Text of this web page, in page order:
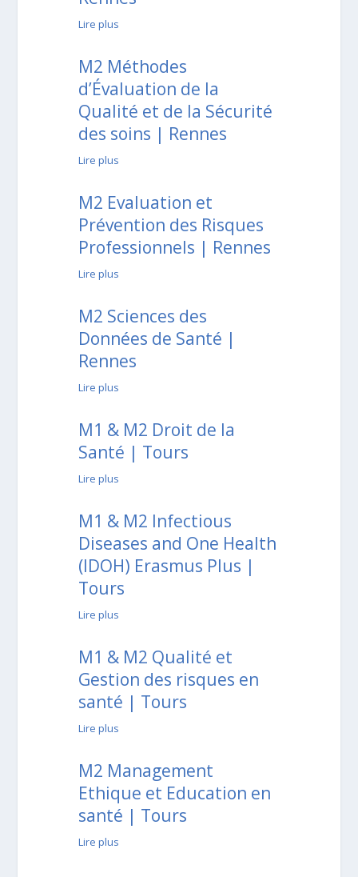
Lire plus
M2 Méthodes
d’Évaluation de la
Qualité et de la Sécurité
des soins | Rennes
Lire plus
M2 Evaluation et
Prévention des Risques
Professionnels | Rennes
Lire plus
M2 Sciences des
Données de Santé |
Rennes
Lire plus
M1 & M2 Droit de la
Santé | Tours
Lire plus
M1 & M2 Infectious
Diseases and One Health
(IDOH) Erasmus Plus |
Tours
Lire plus
M1 & M2 Qualité et
Gestion des risques en
santé | Tours
Lire plus
M2 Management
Ethique et Education en
santé | Tours
Lire plus